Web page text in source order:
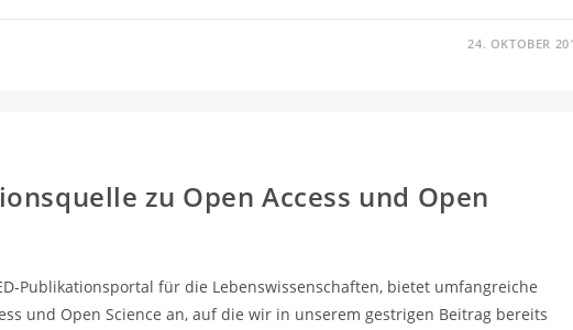
24. OKTOBER
zu Open Access und Open
Publikationsportal für die Lebenswissenschaften, bietet umfangreiche
und Open Science an, auf die wir in unserem gestrigen Beitrag bereits